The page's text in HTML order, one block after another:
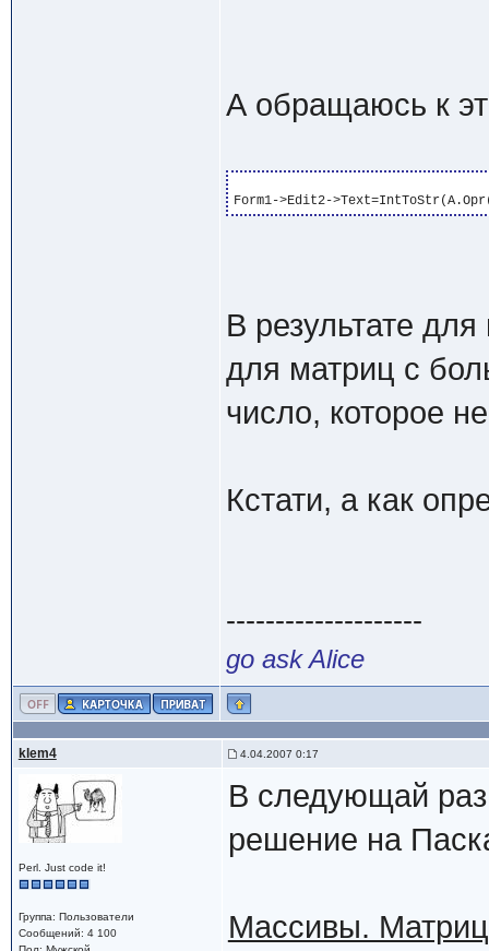
А обращаюсь к
В результате
для матриц с
число, которое
Кстати, а как
--------------------
go ask Alice
klem4 4.04.2007 0:17
Perl. Just code it!
Группа: Пользователи
Сообщений: 4 100
В следующай раз
решение на
Массивы.